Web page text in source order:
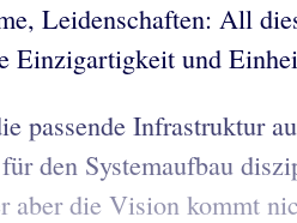
Leidenschaften: All
Einzigartigkeit und
passende Infrastruktur
den Systemaufbau
aber die Vision kommt